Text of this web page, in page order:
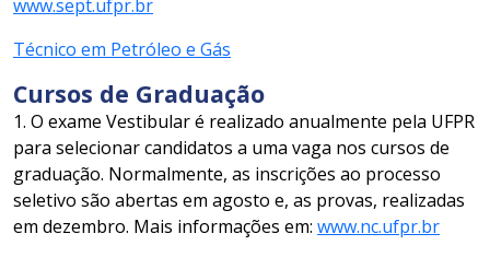
www.sept.ufpr.br
Técnico em Petróleo e Gás
Cursos de Graduação
1. O exame Vestibular é realizado anualmente pela UFPR
para selecionar candidatos a uma vaga nos cursos de
graduação. Normalmente, as inscrições ao processo
seletivo são abertas em agosto e, as provas, realizadas
em dezembro. Mais informações em: www.nc.ufpr.br